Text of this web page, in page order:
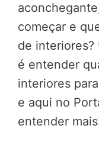
começar e
de interiores?
é entender
interiores
e aqui no
entender